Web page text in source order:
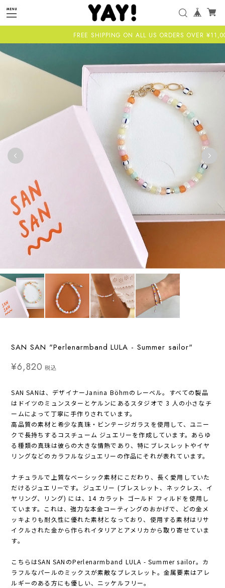
FREE SHIPPING ON ALL US ORDERS OVER
SAN SAN "Perlenarmband LULA - Summer sailor"
¥6,820 税込
SAN SANは、デザイナーJanina Böhmのレーベル。すべての製品
はドイツのミュンスターとケルンにあるスタジオで 3 人の小さなチ
ームによって丁寧に手作りされています。
高品質の素材と希少な真珠・ビンテージガラスを使用して、ユニー
クで長持ちするコスチューム ジュエリーを作成しています。あらゆ
る種類の真珠は彼らの大きな情熱であり、特にブレスレットやイヤ
リングなどのカラフルなジュエリーの作品にそれが表れています。
ナチュラルで上質なベーシック素材にこだわり、長く愛用していた
だけるジュエリーです。ジュエリー (ブレスレット、ネックレス、イ
ヤリング、リング) には、14 カラット ゴールド フィルドを使用し
ています。これは、強力な本金コーティングのおかげで、どの金メ
ッキよりも耐久性に優れた素材となっており、使用する素材はリサ
イクルされた金から作られイタリアとアメリカから取り寄せていま
す。
こちらはSAN SANのPerlenarmband LULA - Summer sailor。カ
ラフルなパールのミックスが素敵なブレスレット。金属要素はアレ
ルギーのある方にも優しい、ニッケルフリー。